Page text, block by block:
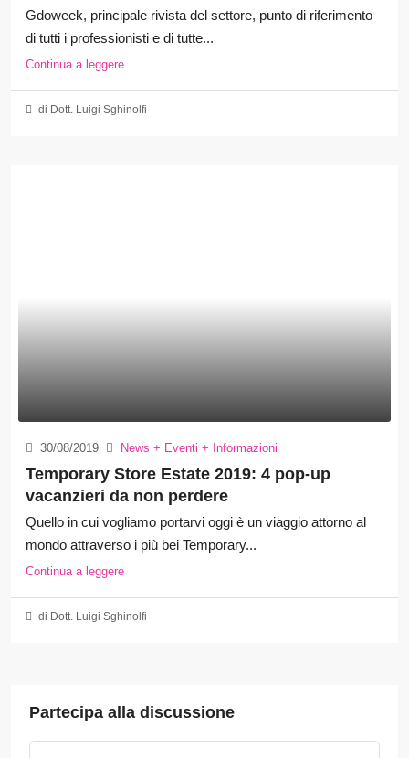
Gdoweek, principale rivista del settore, punto di riferimento
di tutti i professionisti e di tutte...
Continua a leggere
di Dott. Luigi Sghinolfi
30/08/2019 News + Eventi + Informazioni
Temporary Store Estate 2019: 4 pop-up
vacanzieri da non perdere
Quello in cui vogliamo portarvi oggi è un viaggio attorno al
mondo attraverso i più bei Temporary...
Continua a leggere
di Dott. Luigi Sghinolfi
Partecipa alla discussione